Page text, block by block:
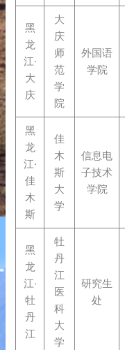
黑
龙
江·
大
庆
大
庆
师
范
学
院
外国语
学院
黑
龙
江·
佳
木
斯
佳
木
斯
大
学
信息电
子技术
学院
黑
龙
江·
牡
丹
江
牡
丹
江
医
科
大
学
研究生
处